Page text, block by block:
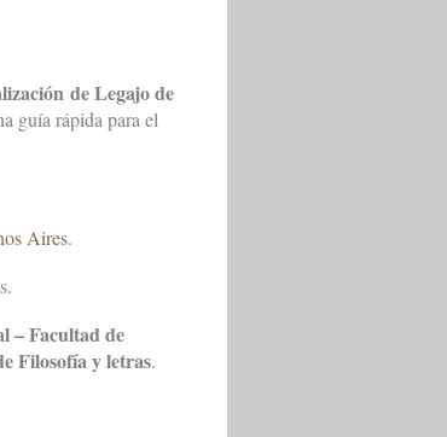
de Legajo de
guía rápida para el
Aires.
– Facultad de
Filosofía y letras.